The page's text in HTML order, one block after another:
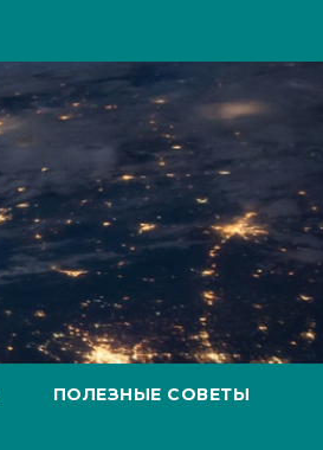
ПОЛЕЗНЫЕ СОВЕТЫ